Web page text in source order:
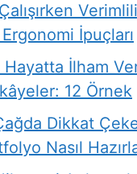
İpuçları
Hayatta İlham
12 Örnek
Dikkat
Nasıl